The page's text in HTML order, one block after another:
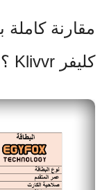
كليفر Klivvr ؟